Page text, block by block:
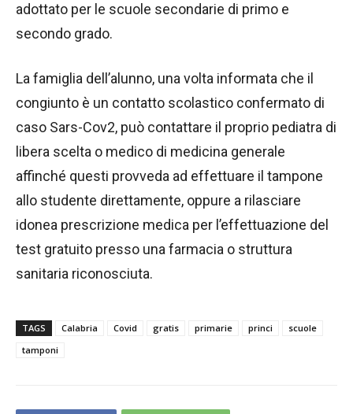
adottato per le scuole secondarie di primo e
secondo grado.
La famiglia dell’alunno, una volta informata che il
congiunto è un contatto scolastico confermato di
caso Sars-Cov2, può contattare il proprio pediatra di
libera scelta o medico di medicina generale
affinché questi provveda ad effettuare il tampone
allo studente direttamente, oppure a rilasciare
idonea prescrizione medica per l’effettuazione del
test gratuito presso una farmacia o struttura
sanitaria riconosciuta.
TAGS Calabria Covid gratis primarie princi
scuole
tamponi